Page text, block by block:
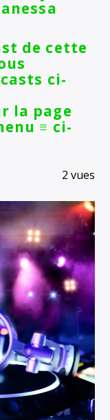
de cette
ci-
la page
≡ ci-
2 vues